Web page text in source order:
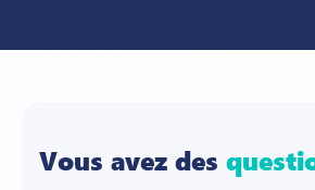
Vous avez des